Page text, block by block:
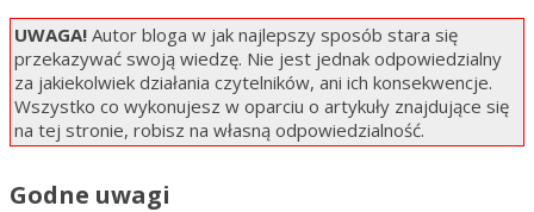
UWAGA! Autor bloga w jak najlepszy sposób stara się
przekazywać swoją wiedzę. Nie jest jednak odpowiedzialny
za jakiekolwiek działania czytelników, ani ich konsekwencje.
Wszystko co wykonujesz w oparciu o artykuły znajdujące się
na tej stronie, robisz na własną odpowiedzialność.
Godne uwagi